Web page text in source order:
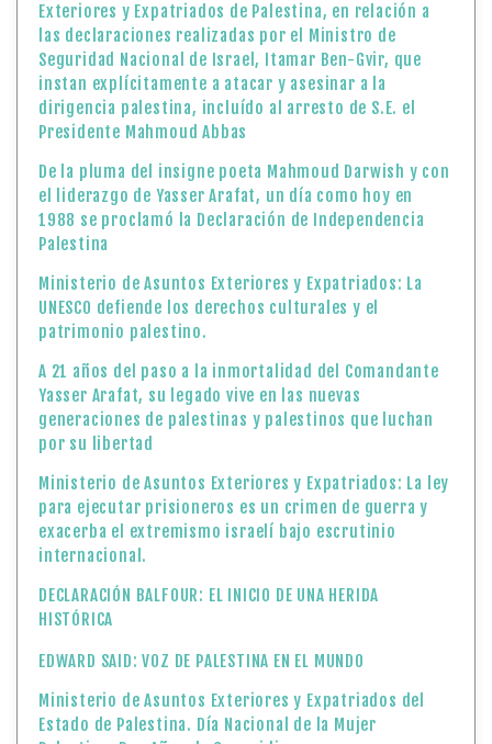
Exteriores y Expatriados de Palestina, en relación a
las declaraciones realizadas por el Ministro de
Seguridad Nacional de Israel, Itamar Ben-Gvir, que
instan explícitamente a atacar y asesinar a la
dirigencia palestina, incluído al arresto de S.E. el
Presidente Mahmoud Abbas
De la pluma del insigne poeta Mahmoud Darwish y con
el liderazgo de Yasser Arafat, un día como hoy en
1988 se proclamó la Declaración de Independencia
Palestina
Ministerio de Asuntos Exteriores y Expatriados: La
UNESCO defiende los derechos culturales y el
patrimonio palestino.
A 21 años del paso a la inmortalidad del Comandante
Yasser Arafat, su legado vive en las nuevas
generaciones de palestinas y palestinos que luchan
por su libertad
Ministerio de Asuntos Exteriores y Expatriados: La ley
para ejecutar prisioneros es un crimen de guerra y
exacerba el extremismo israelí bajo escrutinio
internacional.
DECLARACIÓN BALFOUR: EL INICIO DE UNA HERIDA
HISTÓRICA
EDWARD SAID: VOZ DE PALESTINA EN EL MUNDO
Ministerio de Asuntos Exteriores y Expatriados del
Estado de Palestina. Día Nacional de la Mujer